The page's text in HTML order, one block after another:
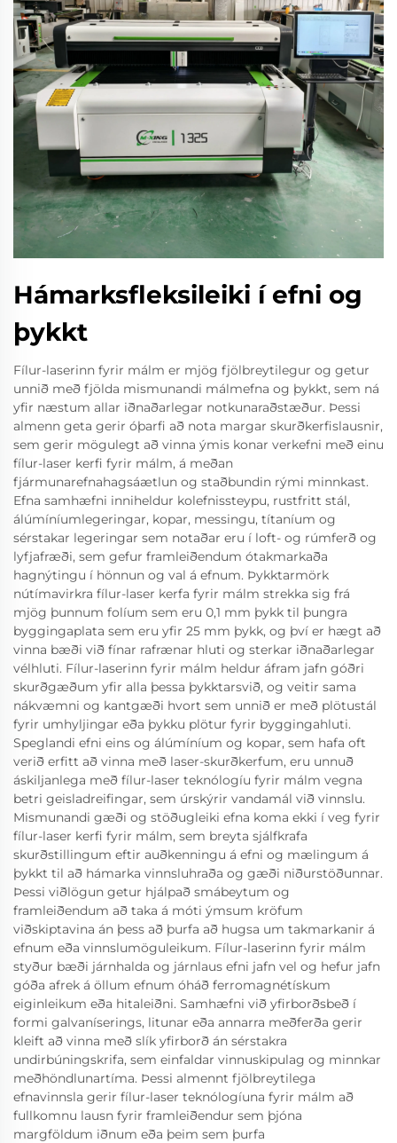
Hámarksfleksileiki í efni og
þykkt
Fílur-laserinn fyrir málm er mjög fjölbreytilegur og getur
unnið með fjölda mismunandi málmefna og þykkt, sem ná
yfir næstum allar iðnaðarlegar notkunaraðstæður. Þessi
almenn geta gerir óþarfi að nota margar skurðkerfislausnir,
sem gerir mögulegt að vinna ýmis konar verkefni með einu
fílur-laser kerfi fyrir málm, á meðan
fjármunarefnahagsáætlun og staðbundin rými minnkast.
Efna samhæfni inniheldur kolefnissteypu, rustfritt stál,
álúmíníumlegeringar, kopar, messingu, títaníum og
sérstakar legeringar sem notaðar eru í loft- og rúmferð og
lyfjafræði, sem gefur framleiðendum ótakmarkaða
hagnýtingu í hönnun og val á efnum. Þykktarmörk
nútímavirkra fílur-laser kerfa fyrir málm strekka sig frá
mjög þunnum folíum sem eru 0,1 mm þykk til þungra
byggingaplata sem eru yfir 25 mm þykk, og því er hægt að
vinna bæði við fínar rafrænar hluti og sterkar iðnaðarlegar
vélhluti. Fílur-laserinn fyrir málm heldur áfram jafn góðri
skurðgæðum yfir alla þessa þykktarsvið, og veitir sama
nákvæmni og kantgæði hvort sem unnið er með plötustál
fyrir umhyljingar eða þykku plötur fyrir byggingahluti.
Speglandi efni eins og álúmíníum og kopar, sem hafa oft
verið erfitt að vinna með laser-skurðkerfum, eru unnuð
áskiljanlega með fílur-laser teknólogíu fyrir málm vegna
betri geisladreifingar, sem úrskýrir vandamál við vinnslu.
Mismunandi gæði og stöðugleiki efna koma ekki í veg fyrir
fílur-laser kerfi fyrir málm, sem breyta sjálfkrafa
skurðstillingum eftir auðkenningu á efni og mælingum á
þykkt til að hámarka vinnsluhraða og gæði niðurstöðunnar.
Þessi viðlögun getur hjálpað smábeytum og
framleiðendum að taka á móti ýmsum kröfum
viðskiptavina án þess að þurfa að hugsa um takmarkanir á
efnum eða vinnslumöguleikum. Fílur-laserinn fyrir málm
styður bæði járnhalda og járnlaus efni jafn vel og hefur jafn
góða afrek á öllum efnum óháð ferromagnétískum
eiginleikum eða hitaleiðni. Samhæfni við yfirborðsbeð í
formi galvaníserings, litunar eða annarra meðferða gerir
kleift að vinna með slík yfirborð án sérstakra
undirbúningskrifa, sem einfaldar vinnuskipulag og minnkar
meðhöndlunartíma. Þessi almennt fjölbreytilega
efnavinnsla gerir fílur-laser teknólogíuna fyrir málm að
fullkomnu lausn fyrir framleiðendur sem þjóna
margföldum iðnum eða þeim sem þurfa